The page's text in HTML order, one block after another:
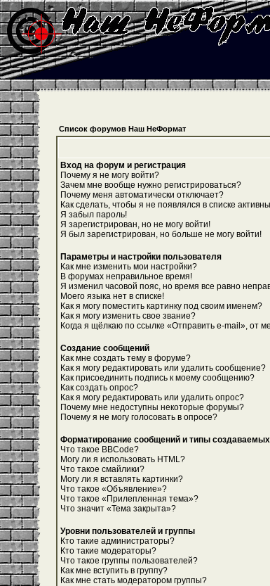
Список форумов Наш НеФормат
Вход на форум и регистрация
Почему я не могу войти?
Зачем мне вообще нужно регистрироваться?
Почему меня автоматически отключает?
Как сделать, чтобы я не появлялся в списке
Я забыл пароль!
Я зарегистрирован, но не могу войти!
Я был зарегистрирован, но больше не могу войти!
Параметры и настройки пользователя
Как мне изменить мои настройки?
В форумах неправильное время!
Я изменил часовой пояс, но время все равно
Моего языка нет в списке!
Как я могу поместить картинку под своим именем?
Как я могу изменить свое звание?
Когда я щёлкаю по ссылке «Отправить e-mail», от
Создание сообщений
Как мне создать тему в форуме?
Как я могу редактировать или удалить сообщение?
Как присоединить подпись к моему сообщению?
Как создать опрос?
Как я могу редактировать или удалить опрос?
Почему мне недоступны некоторые форумы?
Почему я не могу голосовать в опросе?
Форматирование сообщений и типы
Что такое BBCode?
Могу ли я использовать HTML?
Что такое смайлики?
Могу ли я вставлять картинки?
Что такое «Объявление»?
Что такое «Прилепленная тема»?
Что значит «Тема закрыта»?
Уровни пользователей и группы
Кто такие администраторы?
Кто такие модераторы?
Что такое группы пользователей?
Как мне вступить в группу?
Как мне стать модератором группы?